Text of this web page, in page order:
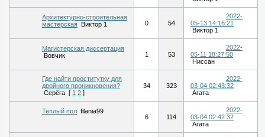
Архитектурно-строительная
мастерская
Виктор 1 0 54
2022-
05-13 14:16:21
Виктор 1
Магистерская диссертация
Вовчик
1 53
2022-
05-11 18:27:50
Ниссан
Где найти проститутку для
двойного проникновения?
Серёга [ 1 2 ]
34 323
2022-
03-04 02:43:32
Агата
Теплый пол filania99
6
114
2022-
03-04 02:42:32
Агата